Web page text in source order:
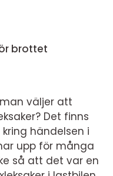
brottet
väljer att
Det finns
händelsen i
upp för många
så att det var en